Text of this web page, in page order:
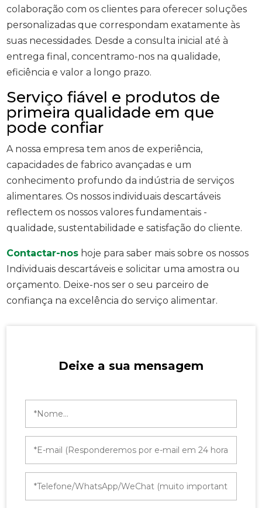
colaboração com os clientes para oferecer soluções
personalizadas que correspondam exatamente às
suas necessidades. Desde a consulta inicial até à
entrega final, concentramo-nos na qualidade,
eficiência e valor a longo prazo.
Serviço fiável e produtos de
primeira qualidade em que
pode confiar
A nossa empresa tem anos de experiência,
capacidades de fabrico avançadas e um
conhecimento profundo da indústria de serviços
alimentares. Os nossos individuais descartáveis
reflectem os nossos valores fundamentais -
qualidade, sustentabilidade e satisfação do cliente.
Contactar-nos hoje para saber mais sobre os nossos
Individuais descartáveis e solicitar uma amostra ou
orçamento. Deixe-nos ser o seu parceiro de
confiança na excelência do serviço alimentar.
Deixe a sua mensagem